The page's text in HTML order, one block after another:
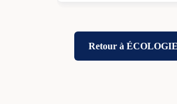
Retour à ÉCOLOGIE